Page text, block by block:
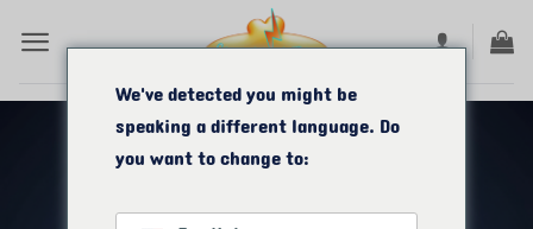
Inhalt
We've detected you might be
speaking a different language. Do
you want to change to: